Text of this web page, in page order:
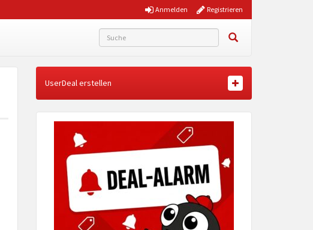
Registrieren
Anmelden
UserDeal erstellen